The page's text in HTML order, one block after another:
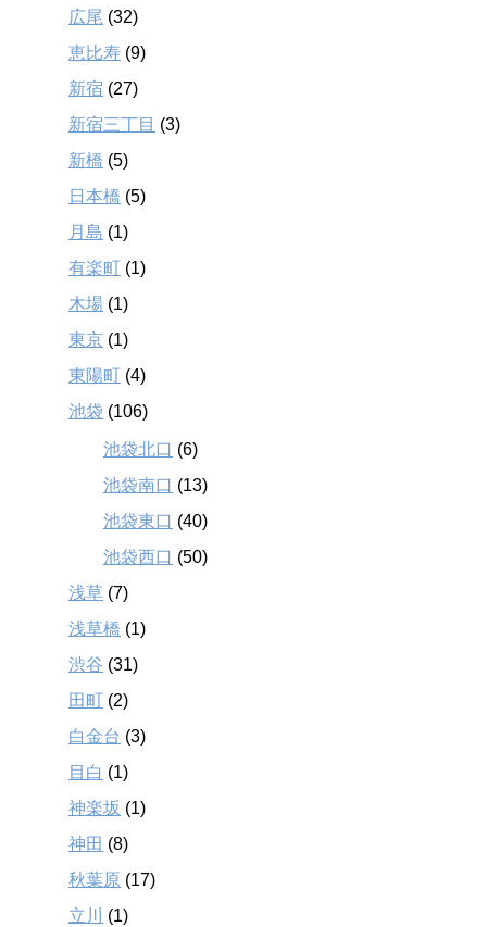
広尾 (32)
恵比寿 (9)
新宿 (27)
新宿三丁目 (3)
新橋 (5)
日本橋 (5)
月島 (1)
有楽町 (1)
木場 (1)
東京 (1)
東陽町 (4)
池袋 (106)
池袋北口 (6)
池袋南口 (13)
池袋東口 (40)
池袋西口 (50)
浅草 (7)
浅草橋 (1)
渋谷 (31)
田町 (2)
白金台 (3)
目白 (1)
神楽坂 (1)
神田 (8)
秋葉原 (17)
立川
(1)